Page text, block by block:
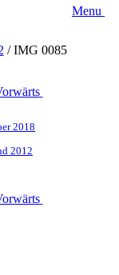
Menu
/IMG 0085
2018
2012